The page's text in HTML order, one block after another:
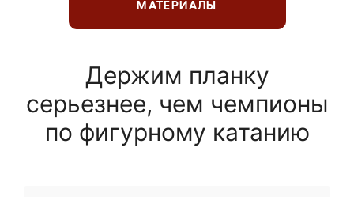
МАТЕРИАЛЫ
Держим планку
серьезнее, чем чемпионы
по фигурному катанию